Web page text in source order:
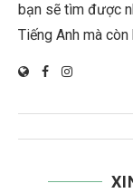
bạn sẽ tìm được
Tiếng Anh mà còn